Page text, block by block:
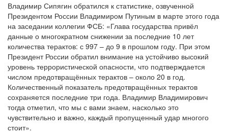
Владимир Сипягин обратился к статистике, озвученной
Президентом России Владимиром Путиным в марте этого года
на заседании коллегии ФСБ: «Глава государства привёл
данные о многократном снижении за последние 10 лет
количества терактов: с 997 – до 9 в прошлом году. При этом
Президент России обратил внимание на устойчиво высокий
уровень террористической опасности, что подтверждается
числом предотвращённых терактов – около 20 в год.
Количественный показатель предотвращённых терактов
сохраняется последние три года. Владимир Владимирович
тогда отметил, что мы с вами знаем, насколько это
чувствительно и важно, каждый пропущенный удар многого
стоит».